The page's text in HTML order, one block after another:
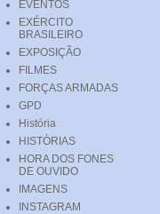
EVENTOS
EXÉRCITO
BRASILEIRO
EXPOSIÇÃO
FILMES
FORÇAS ARMADAS
GPD
História
HISTÓRIAS
HORA DOS FONES
DE OUVIDO
IMAGENS
INSTAGRAM